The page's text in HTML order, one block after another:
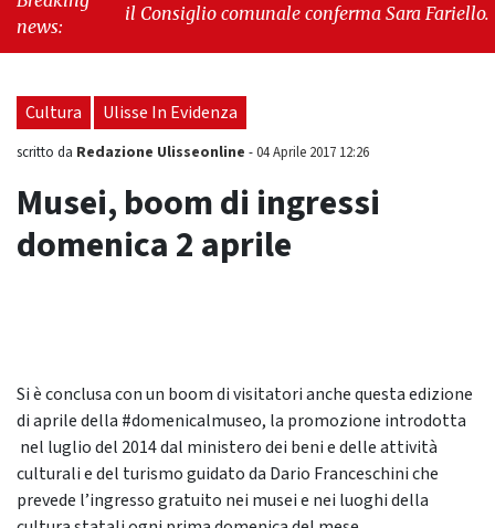
news:
Tirreni, il Consiglio comunale conferma Sara Fariello.
lascia l'aula al momento del voto"
Cultura Ulisse In Evidenza
scritto da Redazione Ulisseonline -04 Aprile 2017 12:26
Musei, boom di ingressi
domenica 2 aprile
Si è conclusa con un boom di visitatori anche questa edizione
di aprile della #domenicalmuseo, la promozione introdotta
nel luglio del 2014 dal ministero dei beni e delle attività
culturali e del turismo guidato da Dario Franceschini che
prevede l’ingresso gratuito nei musei e nei luoghi della